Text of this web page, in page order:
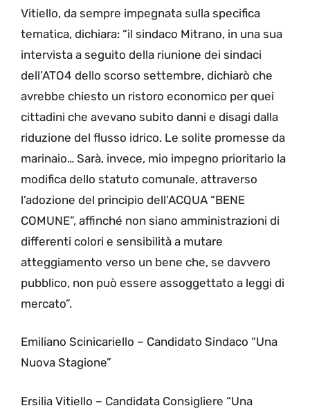
Vitiello, da sempre impegnata sulla specifica
tematica, dichiara: “il sindaco Mitrano, in una sua
intervista a seguito della riunione dei sindaci
dell’ATO4 dello scorso settembre, dichiarò che
avrebbe chiesto un ristoro economico per quei
cittadini che avevano subito danni e disagi dalla
riduzione del flusso idrico. Le solite promesse da
marinaio… Sarà, invece, mio impegno prioritario la
modifica dello statuto comunale, attraverso
l’adozione del principio dell’ACQUA “BENE
COMUNE”, affinché non siano amministrazioni di
differenti colori e sensibilità a mutare
atteggiamento verso un bene che, se davvero
pubblico, non può essere assoggettato a leggi di
mercato”.
Emiliano Scinicariello – Candidato Sindaco “Una
Nuova Stagione”
Ersilia Vitiello – Candidata Consigliere “Una